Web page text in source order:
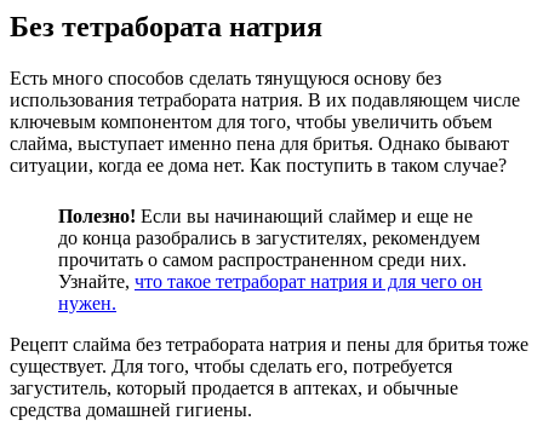
Без тетрабората натрия
Есть много способов сделать тянущуюся основу без
использования тетрабората натрия. В их подавляющем числе
ключевым компонентом для того, чтобы увеличить объем
слайма, выступает именно пена для бритья. Однако бывают
ситуации, когда ее дома нет. Как поступить в таком случае?
Полезно! Если вы начинающий слаймер и еще не
до конца разобрались в загустителях, рекомендуем
прочитать о самом распространенном среди них.
Узнайте, что такое тетраборат натрия и для чего он
нужен.
Рецепт слайма без тетрабората натрия и пены для бритья тоже
существует. Для того, чтобы сделать его, потребуется
загуститель, который продается в аптеках, и обычные
средства домашней гигиены.